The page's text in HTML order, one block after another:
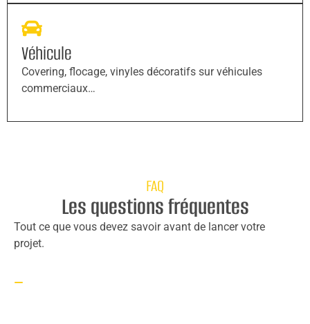
Véhicule
Covering, flocage, vinyles décoratifs sur véhicules
commerciaux…
FAQ
Les questions fréquentes
Tout ce que vous devez savoir avant de lancer votre
projet.